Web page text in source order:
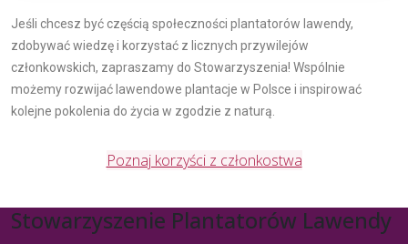
Jeśli chcesz być częścią społeczności plantatorów lawendy,
zdobywać wiedzę i korzystać z licznych przywilejów
członkowskich, zapraszamy do Stowarzyszenia! Wspólnie
możemy rozwijać lawendowe plantacje w Polsce i inspirować
kolejne pokolenia do życia w zgodzie z naturą.
Poznaj korzyści z członkostwa
Stowarzyszenie Plantatorów Lawendy